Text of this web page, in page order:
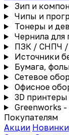
Зип и
Чипы и
Тонеры и
Чернила для
ПЗК / СНПЧ /
Источники
Бумага,
Сетевое
Офисное
3D принтеры
Greenworks
Покупателям
Акции Новинки